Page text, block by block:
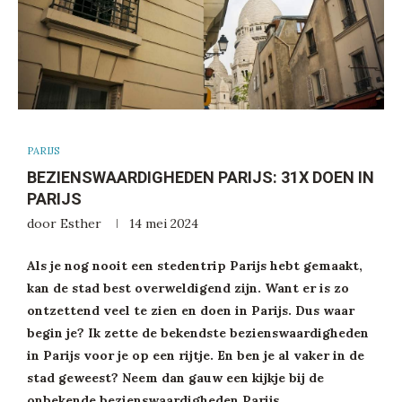
PARIJS
BEZIENSWAARDIGHEDEN PARIJS: 31X DOEN IN
PARIJS
door Esther 14 mei 2024
Als je nog nooit een stedentrip Parijs hebt gemaakt,
kan de stad best overweldigend zijn. Want er is zo
ontzettend veel te zien en doen in Parijs. Dus waar
begin je? Ik zette de bekendste bezienswaardigheden
in Parijs voor je op een rijtje. En ben je al vaker in de
stad geweest? Neem dan gauw een kijkje bij de